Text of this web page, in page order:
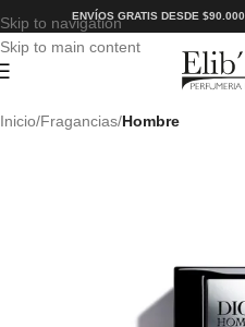
Skip to navigation
Skip to main content
ENVÍOS GRATIS DESDE $90.000
Inicio Fragancias Hombre